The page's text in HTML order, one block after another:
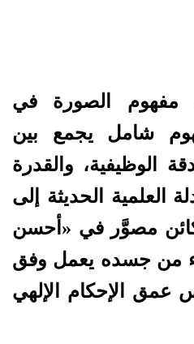
مفهوم الصورة في
شامل يجمع بين
الوظيفية، والقدرة
العلمية الحديثة إلى
كائن مصوَّر في «أحسن
من جسده يعمل وفق
عمق الإحكام الإلهي